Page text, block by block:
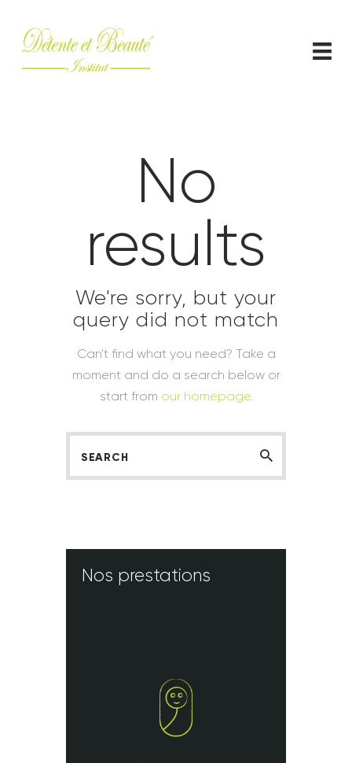
No
results
We're sorry, but your
query did not match
Can't find what you need? Take a
moment and do a search below or
start from our homepage.
Nos prestations